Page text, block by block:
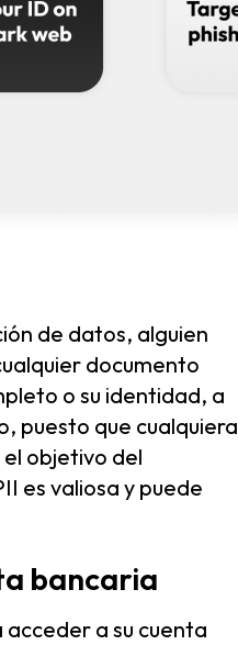
de datos, alguien
documento
o su identidad, a
puesto que cualquiera
objetivo del
es valiosa y puede
bancaria
a su cuenta